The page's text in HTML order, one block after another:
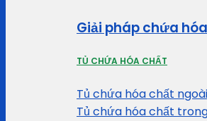
Giải pháp chứa
TỦ CHỨA HÓA CHẤT
Tủ chứa hóa chất
Tủ chứa hóa chất